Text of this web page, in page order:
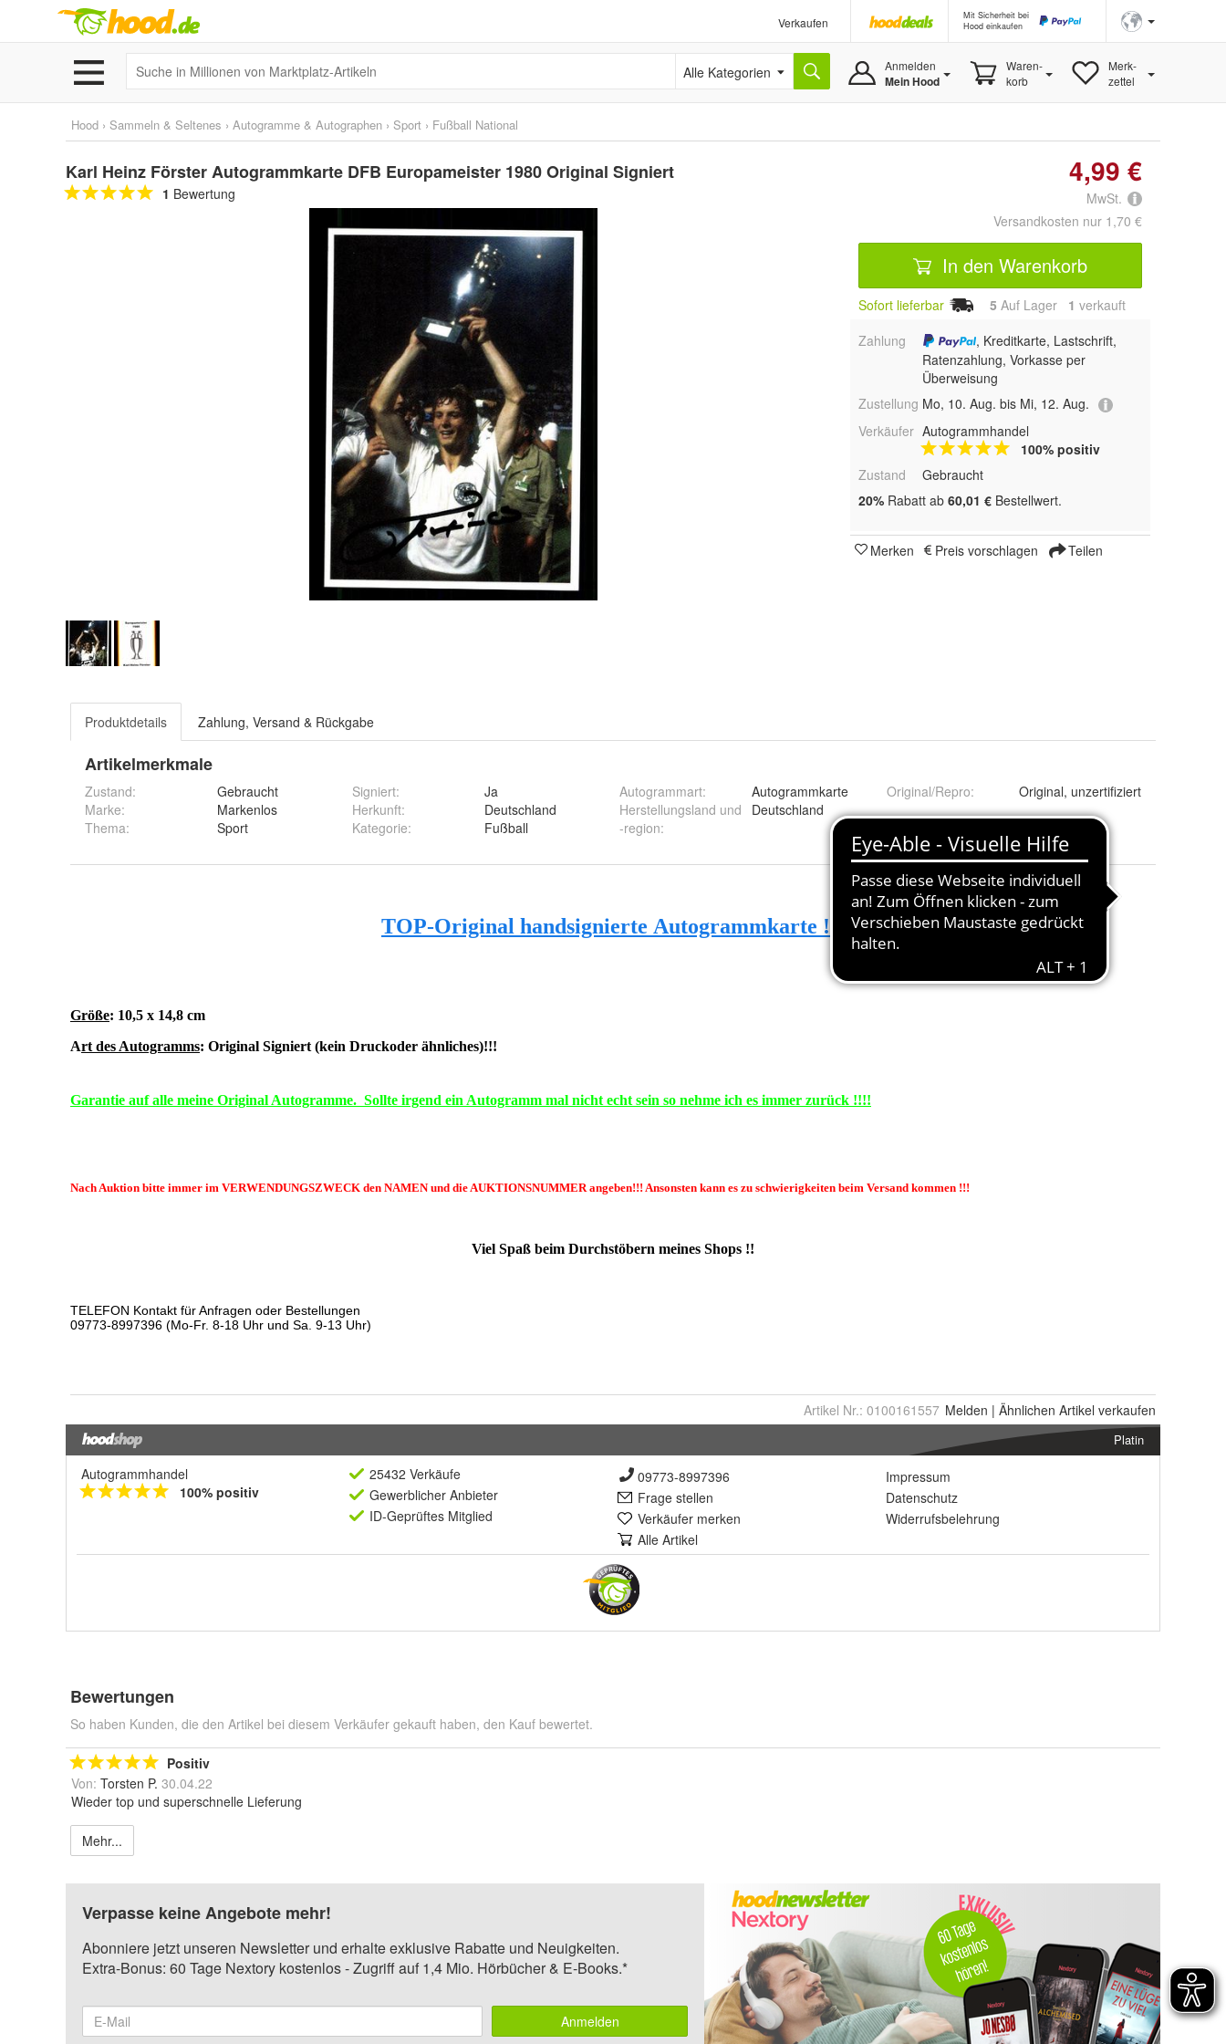
Verkaufen
Mit Sicherheit bei
Hood einkaufen
Alle Kategorien Anmelden
Mein Hood
Waren-
korb
Merk-
zettel
Hood › Sammeln & Seltenes › Autogramme & Autographen › Sport › Fußball National
Karl Heinz Förster Autogrammkarte DFB Europameister 1980 Original Signiert
1 Bewertung
4,99 €
MwSt.
Versandkosten nur 1,70 €
In den Warenkorb
Sofort lieferbar 5 Auf Lager 1 verkauft
Zahlung
, Kreditkarte, Lastschrift,
Ratenzahlung, Vorkasse per
Überweisung
Zustellung Mo, 10. Aug. bis Mi, 12. Aug.
Verkäufer Autogrammhandel
100% positiv
Zustand
Gebraucht
20% Rabatt ab 60,01 € Bestellwert.
Merken Preis vorschlagen Teilen
Produktdetails Zahlung, Versand & Rückgabe
Artikelmerkmale
Zustand:
Gebraucht
Marke:
Markenlos
Thema: Sport
Signiert:
Ja
Herkunft:
Deutschland
Kategorie: Fußball
Autogrammart:
Autogrammkarte
Herstellungsland und
-region:
Deutschland
Original/Repro: Original, unzertifiziert
Artikel Nr.: 0100161557 Melden | Ähnlichen Artikel verkaufen
Platin
Autogrammhandel
100% positiv
25432 Verkäufe
Gewerblicher Anbieter
ID-Geprüftes Mitglied
09773-8997396
Frage stellen
Verkäufer merken
Alle Artikel
Impressum
Datenschutz
Widerrufsbelehrung
Bewertungen
So haben Kunden, die den Artikel bei diesem Verkäufer gekauft haben, den Kauf bewertet.
Positiv
Von: Torsten P. 30.04.22
Wieder top und superschnelle Lieferung
Mehr...
Verpasse keine Angebote mehr!
Abonniere jetzt unseren Newsletter und erhalte exklusive Rabatte und Neuigkeiten.
Extra-Bonus: 60 Tage Nextory kostenlos - Zugriff auf 1,4 Mio. Hörbücher & E-Books.*
Anmelden